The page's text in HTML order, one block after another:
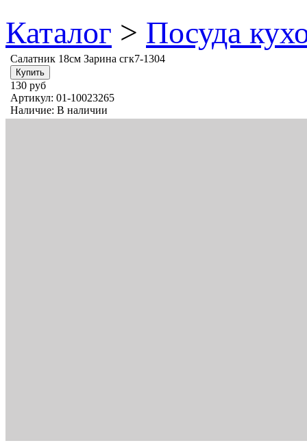
Каталог > Посуда
Салатник 18см Зарина сгк7-1304
130 руб
Артикул: 01-10023265
Наличие: В наличии